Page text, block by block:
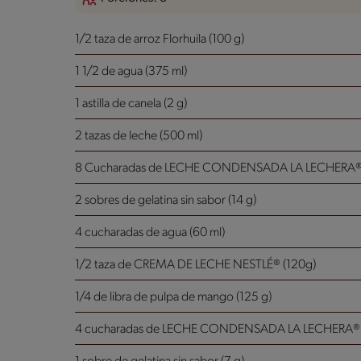
1/2 taza de arroz Florhuila (100 g)
1 1/2 de agua (375 ml)
1 astilla de canela (2 g)
2 tazas de leche (500 ml)
8 Cucharadas de LECHE CONDENSADA LA
2 sobres de gelatina sin sabor (14 g)
4 cucharadas de agua (60 ml)
1/2 taza de CREMA DE LECHE NESTLÉ® (120g)
1/4 de libra de pulpa de mango (125 g)
4 cucharadas de LECHE CONDENSADA LA